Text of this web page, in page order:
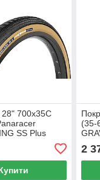
700x35C
SS Plus
brown
(35-
2